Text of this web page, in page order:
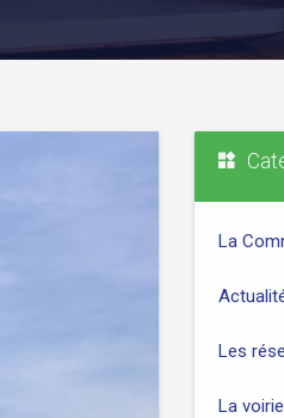
La
Les
La voirie